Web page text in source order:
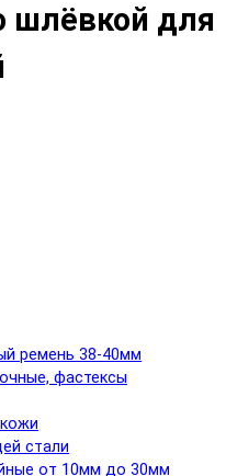
шлёвкой для
ремень 38-40мм
фастексы
стали
от 10мм до 30мм